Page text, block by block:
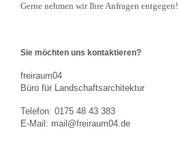
Gerne nehmen wir Ihre Anfragen entgegen!
Sie möchten uns kontaktieren?
freiraum04
Büro für Landschaftsarchitektur
Telefon: 0175 48 43 383
E-Mail: mail@freiraum04.de